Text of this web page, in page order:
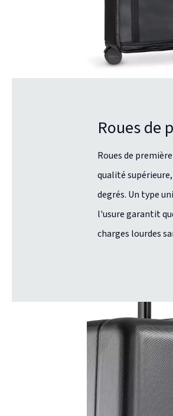
Roues de
Roues de
qualité
degrés. Un type
l'usure garantit
charges lourdes